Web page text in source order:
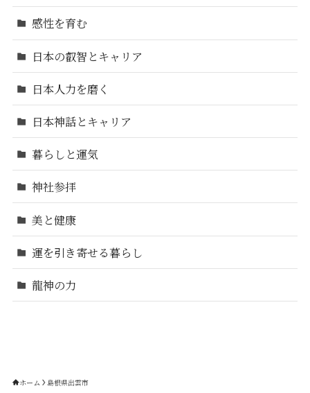
感性を育む
日本の叡智とキャリア
日本人力を磨く
日本神話とキャリア
暮らしと運気
神社参拝
美と健康
運を引き寄せる暮らし
龍神の力
ホーム 島根県出雲市